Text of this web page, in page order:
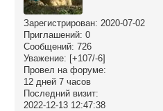
Зарегистрирован: 2020-07-02
Приглашений: 0
Сообщений: 726
Уважение: [+107/-6]
Провел на форуме:
12 дней 7 часов
Последний визит:
2022-12-13 12:47:38